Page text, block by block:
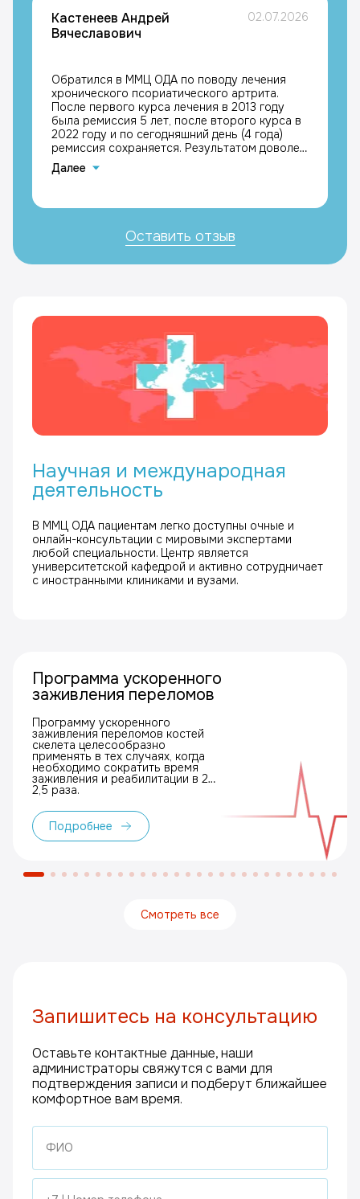
Кастенеев Андрей
Вячеславович
02.07.2026
Обратился в ММЦ ОДА по поводу лечения
хронического псориатического артрита.
После первого курса лечения в 2013 году
была ремиссия 5 лет, после второго курса в
2022 году и по сегодняшний день (4 года)
ремиссия сохраняется. Результатом доволен,
с благодарностью к лечащим врачам
Каримовой Галине Мазгаровне и Кравчику
Далее
Оставить отзыв
Научная и международная
деятельность
В ММЦ ОДА пациентам легко доступны очные и
онлайн-консультации с мировыми экспертами
любой специальности. Центр является
университетской кафедрой и активно сотрудничает
с иностранными клиниками и вузами.
Программа ускоренного
заживления переломов
Программу ускоренного
заживления переломов костей
скелета целесообразно
применять в тех случаях, когда
необходимо сократить время
заживления и реабилитации в 2–
2,5 раза.
Подробнее
Смотреть все
Запишитесь на консультацию
Оставьте контактные данные, наши
администраторы свяжутся с вами для
подтверждения записи и подберут ближайшее
комфортное вам время.